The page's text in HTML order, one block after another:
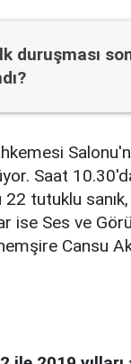
duruşması
Saat
22 tutuklu
ise Ses ve
Cansu